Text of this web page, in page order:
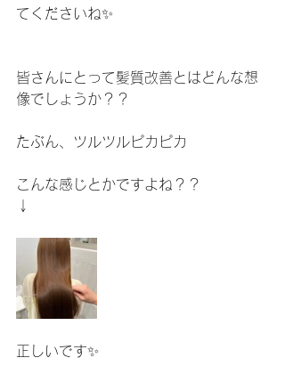
てくださいね✨
皆さんにとって髪質改善とはどんな想
像でしょうか？？
たぶん、ツルツルピカピカ
こんな感じとかですよね？？
↓
正しいです✨